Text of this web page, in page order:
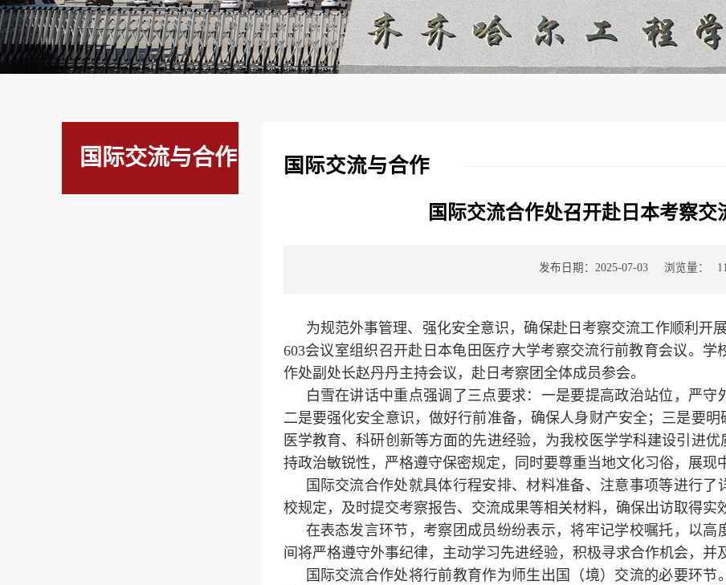
国际交流与合作 国际交流与合作
国际交流合作处召开赴日本考察交
发布日期：2025-07-03 浏览量：
为规范外事管理、强化安全意识，确保赴日考察交流工作顺利开
603会议室组织召开赴日本龟田医疗大学考察交流行前教育会议。
作处副处长赵丹丹主持会议，赴日考察团全体成员参会。
白雪在讲话中重点强调了三点要求：一是要提高政治站位，严守
二是要强化安全意识，做好行前准备，确保人身财产安全；三是要
医学教育、科研创新等方面的先进经验，为我校医学学科建设引进
持政治敏锐性，严格遵守保密规定，同时要尊重当地文化习俗，展现
国际交流合作处就具体行程安排、材料准备、注意事项等进行
校规定，及时提交考察报告、交流成果等相关材料，确保出访取得实
在表态发言环节，考察团成员纷纷表示，将牢记学校嘱托，以
间将严格遵守外事纪律，主动学习先进经验，积极寻求合作机会，并
国际交流合作处将行前教育作为师生出国（境）交流的必要环